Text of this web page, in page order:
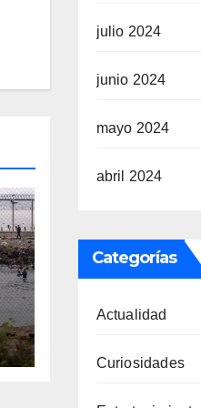
julio 2024
junio 2024
mayo 2024
abril 2024
Categorías
Actualidad
Curiosidades